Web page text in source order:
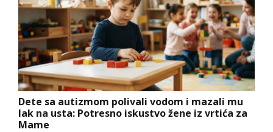
Dete sa autizmom polivali vodom i mazali mu
lak na usta: Potresno iskustvo žene iz vrtića za
Mame